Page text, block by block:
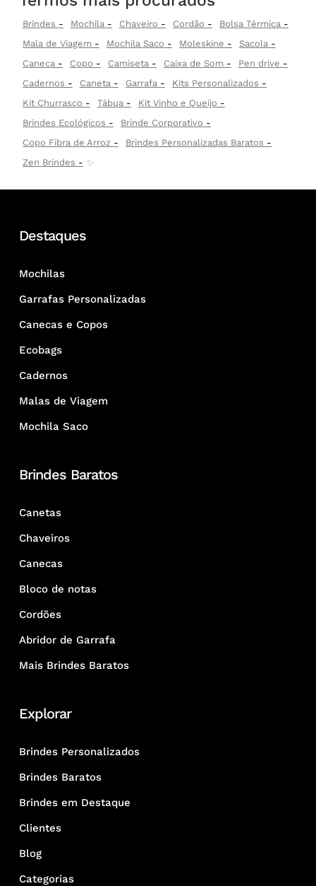
Brindes Mochila Chaveiro Cordão
Bolsa Térmica
Mala de Viagem
Mochila Saco Moleskine
Sacola
Caneca
Copo Camiseta Caixa de Som
Pen drive
Cadernos
Caneta Garrafa
Kits Personalizados
Kit Churrasco
Tábua
Kit Vinho e Queijo
Brindes Ecológicos
Brinde Corporativo
Copo Fibra de Arroz
Brindes Personalizadas Baratos
Zen Brindes
✨
Destaques
Mochilas
Garrafas Personalizadas
Canecas e Copos
Ecobags
Cadernos
Malas de Viagem
Mochila Saco
Brindes Baratos
Canetas
Chaveiros
Canecas
Bloco de notas
Cordões
Abridor de Garrafa
Mais Brindes Baratos
Explorar
Brindes Personalizados
Brindes Baratos
Brindes em Destaque
Clientes
Blog
Categorias